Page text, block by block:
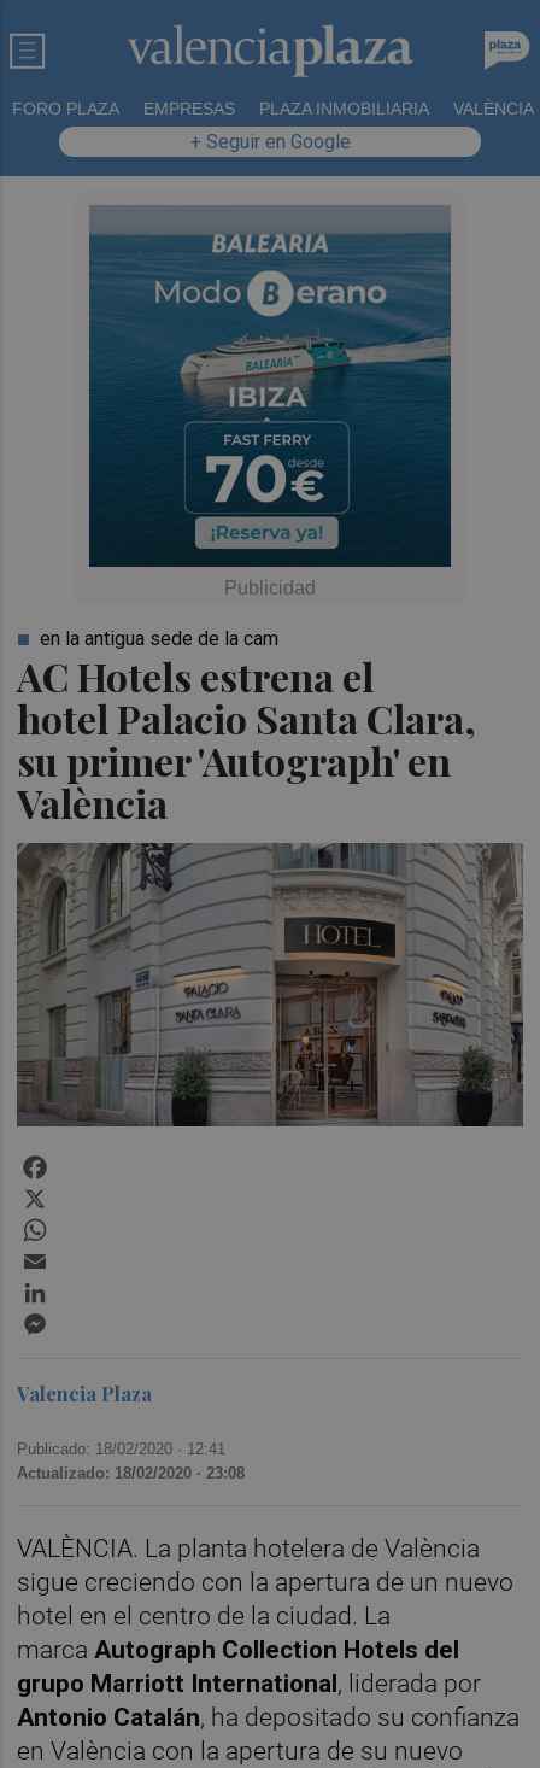
FORO PLAZA EMPRESAS PLAZA INMOBILIARIA VALÈNCIA
+ Seguir en Google
AC Hotels estrena el
hotel Palacio Santa Clara,
su primer 'Autograph' en
València
en la antigua sede de la cam
Valencia Plaza
Publicado: 18/02/2020 · 12:41
Actualizado: 18/02/2020 · 23:08
VALÈNCIA. La planta hotelera de València
sigue creciendo con la apertura de un nuevo
hotel en el centro de la ciudad. La
marca Autograph Collection Hotels del
grupo Marriott International, liderada por
Antonio Catalán, ha depositado su confianza
en València con la apertura de su nuevo